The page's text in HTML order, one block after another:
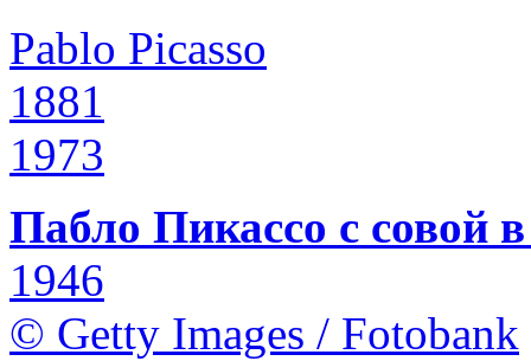
Pablo Picasso
1881
1973
Пабло Пикассо с совой
1946
© Getty Images / Fotobank